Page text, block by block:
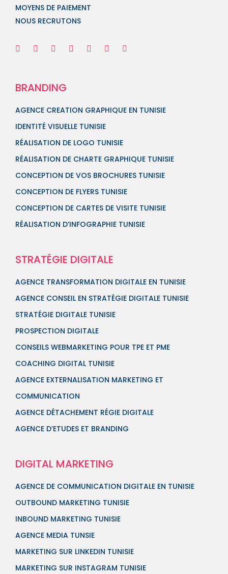
MOYENS DE PAIEMENT
NOUS RECRUTONS
BRANDING
AGENCE CREATION GRAPHIQUE EN TUNISIE
IDENTITÉ VISUELLE TUNISIE
RÉALISATION DE LOGO TUNISIE
RÉALISATION DE CHARTE GRAPHIQUE TUNISIE
CONCEPTION DE VOS BROCHURES TUNISIE
CONCEPTION DE FLYERS TUNISIE
CONCEPTION DE CARTES DE VISITE TUNISIE
RÉALISATION D’INFOGRAPHIE TUNISIE
STRATÉGIE DIGITALE
AGENCE TRANSFORMATION DIGITALE EN TUNISIE
AGENCE CONSEIL EN STRATÉGIE DIGITALE TUNISIE
STRATÉGIE DIGITALE TUNISIE
PROSPECTION DIGITALE
CONSEILS WEBMARKETING POUR TPE ET PME
COACHING DIGITAL TUNISIE
AGENCE EXTERNALISATION MARKETING ET
COMMUNICATION
AGENCE DÉTACHEMENT RÉGIE DIGITALE
AGENCE D’ETUDES ET BRANDING
DIGITAL MARKETING
AGENCE DE COMMUNICATION DIGITALE EN TUNISIE
OUTBOUND MARKETING TUNISIE
INBOUND MARKETING TUNISIE
AGENCE MEDIA TUNSIE
MARKETING SUR LINKEDIN TUNISIE
MARKETING SUR INSTAGRAM TUNISIE